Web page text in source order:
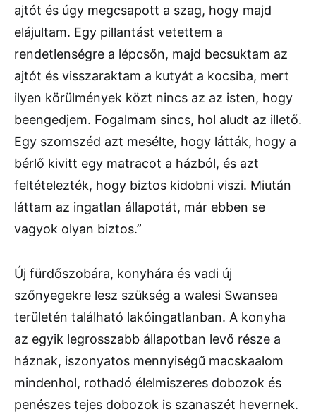
ajtót és úgy megcsapott a szag, hogy majd
elájultam. Egy pillantást vetettem a
rendetlenségre a lépcsőn, majd becsuktam az
ajtót és visszaraktam a kutyát a kocsiba, mert
ilyen körülmények közt nincs az az isten, hogy
beengedjem. Fogalmam sincs, hol aludt az illető.
Egy szomszéd azt mesélte, hogy látták, hogy a
bérlő kivitt egy matracot a házból, és azt
feltételezték, hogy biztos kidobni viszi. Miután
láttam az ingatlan állapotát, már ebben se
vagyok olyan biztos.”
Új fürdőszobára, konyhára és vadi új
szőnyegekre lesz szükség a walesi Swansea
területén található lakóingatlanban. A konyha
az egyik legrosszabb állapotban levő része a
háznak, iszonyatos mennyiségű macskaalom
mindenhol, rothadó élelmiszeres dobozok és
penészes tejes dobozok is szanaszét hevernek.